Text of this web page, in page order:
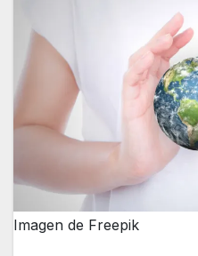
Imagen de Freepik